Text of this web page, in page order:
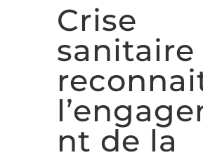
Crise
sanitaire
nt de la